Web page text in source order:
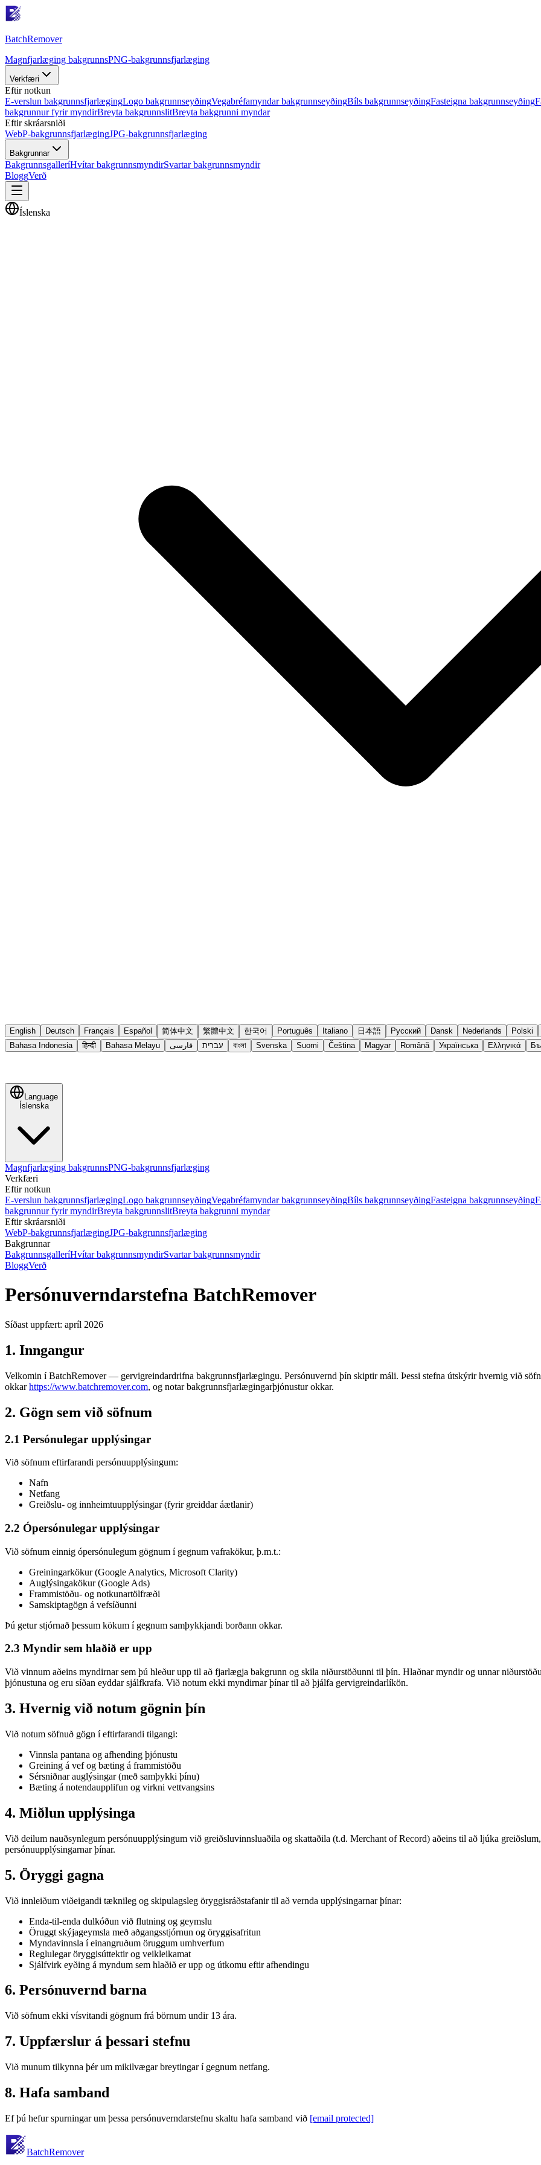
BatchRemover
Magnfjarlæging bakgrunnsPNG-bakgrunnsfjarlæging
Verkfæri
Eftir notkun
E-verslun bakgrunnsfjarlægingLogo bakgrunnseyðingVegabréfamyndar bakgrunnseyðingBíls bakgrunnseyðingFasteigna bakgrunnseyðing
bakgrunnur fyrir myndirBreyta bakgrunnslitBreyta bakgrunni myndar
Eftir skráarsniði
WebP-bakgrunnsfjarlægingJPG-bakgrunnsfjarlæging
Bakgrunnar
BakgrunnsgalleríHvítar bakgrunnsmyndirSvartar bakgrunnsmyndir
BloggVerð
Íslenska
English Deutsch Français Español 简体中文 繁體中文 한국어 Português Italiano 日本語 Русский Dansk Nederlands Polski
Bahasa Indonesia
हिन्दी Bahasa Melayu فارسی עברית বাংলা Svenska Suomi Čeština Magyar Română Українська Ελληνικά
Language
Íslenska
Magnfjarlæging bakgrunnsPNG-bakgrunnsfjarlæging
Verkfæri
Eftir notkun
E-verslun bakgrunnsfjarlægingLogo bakgrunnseyðingVegabréfamyndar bakgrunnseyðingBíls bakgrunnseyðingFasteigna bakgrunnseyðing
bakgrunnur fyrir myndirBreyta bakgrunnslitBreyta bakgrunni myndar
Eftir skráarsniði
WebP-bakgrunnsfjarlægingJPG-bakgrunnsfjarlæging
Bakgrunnar
BakgrunnsgalleríHvítar bakgrunnsmyndirSvartar bakgrunnsmyndir
BloggVerð
Persónuverndarstefna BatchRemover
Síðast uppfært: apríl 2026
1. Inngangur
Velkomin í BatchRemover — gervigreindardrifna bakgrunnsfjarlægingu. Persónuvernd þín skiptir máli. Þessi stefna útskýrir hvernig við
okkar https://www.batchremover.com, og notar bakgrunnsfjarlægingarþjónustur okkar.
2. Gögn sem við söfnum
2.1 Persónulegar upplýsingar
Við söfnum eftirfarandi persónuupplýsingum:
Nafn
Netfang
Greiðslu- og innheimtuupplýsingar (fyrir greiddar áætlanir)
2.2 Ópersónulegar upplýsingar
Við söfnum einnig ópersónulegum gögnum í gegnum vafrakökur, þ.m.t.:
Greiningarkökur (Google Analytics, Microsoft Clarity)
Auglýsingakökur (Google Ads)
Frammistöðu- og notkunartölfræði
Samskiptagögn á vefsíðunni
Þú getur stjórnað þessum kökum í gegnum samþykkjandi borðann okkar.
2.3 Myndir sem hlaðið er upp
Við vinnum aðeins myndirnar sem þú hleður upp til að fjarlægja bakgrunn og skila niðurstöðunni til þín. Hlaðnar myndir og unnar
þjónustuna og eru síðan eyddar sjálfkrafa. Við notum ekki myndirnar þínar til að þjálfa gervigreindarlíkön.
3. Hvernig við notum gögnin þín
Við notum söfnuð gögn í eftirfarandi tilgangi:
Vinnsla pantana og afhending þjónustu
Greining á vef og bæting á frammistöðu
Sérsniðnar auglýsingar (með samþykki þínu)
Bæting á notendaupplifun og virkni vettvangsins
4. Miðlun upplýsinga
Við deilum nauðsynlegum persónuupplýsingum við greiðsluvinnsluaðila og skattaðila (t.d. Merchant of Record) aðeins til að ljúka
persónuupplýsingarnar þínar.
5. Öryggi gagna
Við innleiðum viðeigandi tæknileg og skipulagsleg öryggisráðstafanir til að vernda upplýsingarnar þínar:
Enda-til-enda dulkóðun við flutning og geymslu
Öruggt skýjageymsla með aðgangsstjórnun og öryggisafritun
Myndavinnsla í einangruðum öruggum umhverfum
Reglulegar öryggisúttektir og veikleikamat
Sjálfvirk eyðing á myndum sem hlaðið er upp og útkomu eftir afhendingu
6. Persónuvernd barna
Við söfnum ekki vísvitandi gögnum frá börnum undir 13 ára.
7. Uppfærslur á þessari stefnu
Við munum tilkynna þér um mikilvægar breytingar í gegnum netfang.
8. Hafa samband
Ef þú hefur spurningar um þessa persónuverndarstefnu skaltu hafa samband við [email protected]
BatchRemover